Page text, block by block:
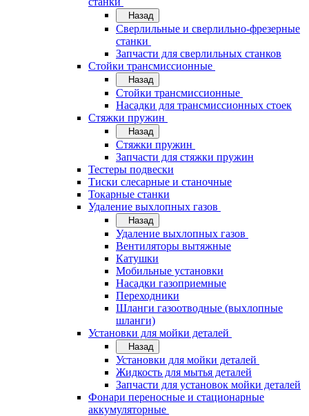
Назад
Сверлильные и сверлильно-фрезерные
станки
Запчасти для сверлильных станков
Стойки трансмиссионные
Назад
Стойки трансмиссионные
Насадки для трансмиссионных стоек
Стяжки пружин
Назад
Стяжки пружин
Запчасти для стяжки пружин
Тестеры подвески
Тиски слесарные и станочные
Токарные станки
Удаление выхлопных газов
Назад
Удаление выхлопных газов
Вентиляторы вытяжные
Катушки
Мобильные установки
Насадки газоприемные
Переходники
Шланги газоотводные (выхлопные
шланги)
Установки для мойки деталей
Назад
Установки для мойки деталей
Жидкость для мытья деталей
Запчасти для установок мойки деталей
Фонари переносные и стационарные
аккумуляторные